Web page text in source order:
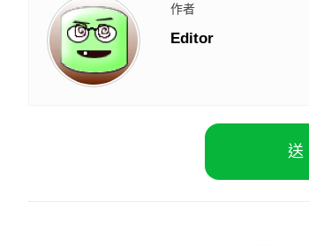
作者
Editor
送